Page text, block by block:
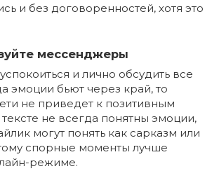
и без договоренностей, хотя это
мессенджеры
и лично обсудить все
эмоции бьют через край, то
не приведет к позитивным
тексте не всегда понятны эмоции,
могут понять как сарказм или
спорные моменты лучше
режиме.